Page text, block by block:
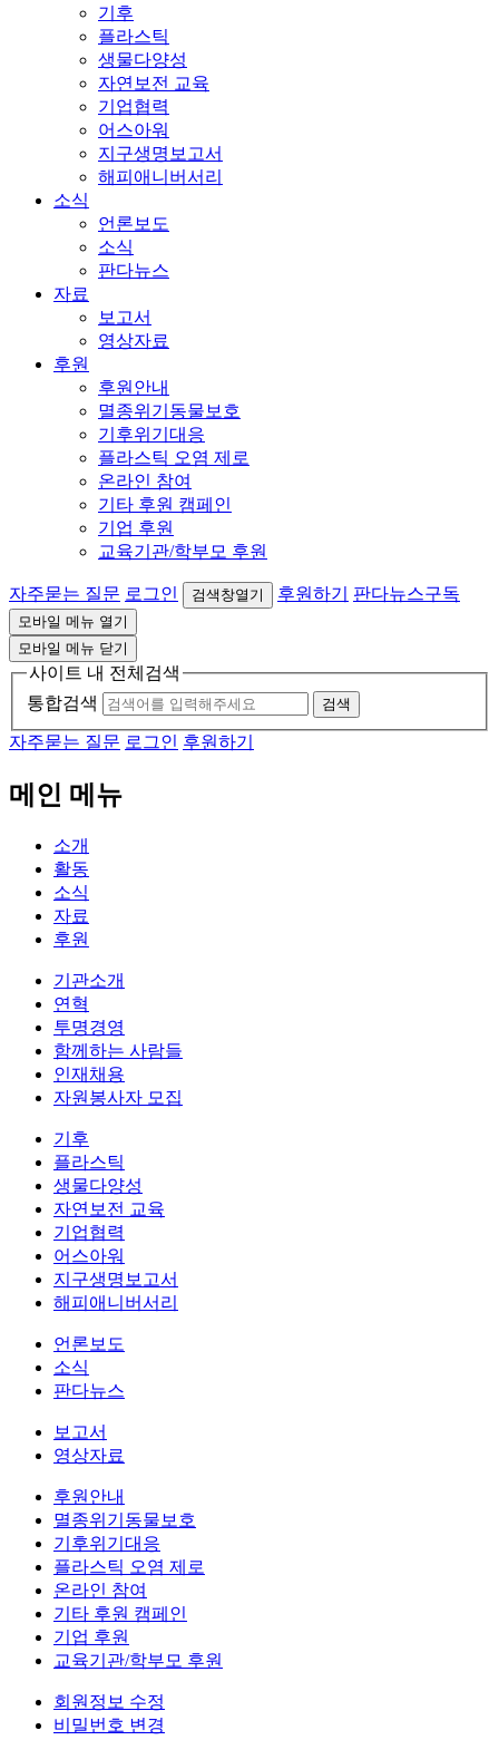
기후
플라스틱
생물다양성
자연보전 교육
기업협력
어스아워
지구생명보고서
해피애니버서리
소식
언론보도
소식
판다뉴스
자료
보고서
영상자료
후원
후원안내
멸종위기동물보호
기후위기대응
플라스틱 오염 제로
온라인 참여
기타 후원 캠페인
기업 후원
교육기관/학부모 후원
자주묻는 질문 로그인 검색창열기 후원하기 판다뉴스구독
모바일 메뉴 열기
모바일 메뉴 닫기
사이트 내 전체검색
통합검색
검색
자주묻는 질문 로그인 후원하기
메인 메뉴
소개
활동
소식
자료
후원
기관소개
연혁
투명경영
함께하는 사람들
인재채용
자원봉사자 모집
기후
플라스틱
생물다양성
자연보전 교육
기업협력
어스아워
지구생명보고서
해피애니버서리
언론보도
소식
판다뉴스
보고서
영상자료
후원안내
멸종위기동물보호
기후위기대응
플라스틱 오염 제로
온라인 참여
기타 후원 캠페인
기업 후원
교육기관/학부모 후원
회원정보 수정
비밀번호 변경